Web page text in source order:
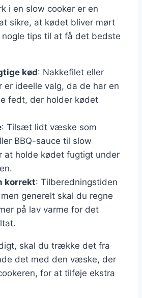
i en slow cooker er en
sikre, at kødet bliver mørt
tips til at få det bedste
kød: Nakkefilet eller
er ideelle valg, da de har en
fedt, der holder kødet
: Tilsæt lidt væske som
BBQ-sauce til slow
at holde kødet fugtigt under
korrekt: Tilberedningstiden
generelt skal du regne
på lav varme for det
skal du trække det fra
det med den væske, der
for at tilføje ekstra